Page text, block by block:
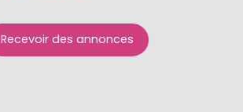
Recevoir des annonces